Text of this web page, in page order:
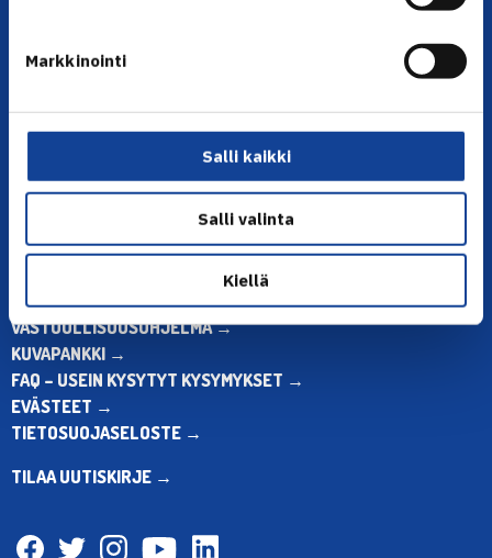
Markkinointi
Salli kaikki
Salli valinta
Kiellä
Puh. 010 574 3959
ma-pe klo 10.00-12.00
Muina aikoina olkaa yhteydessä
sähköpostitse: toimisto@tennis.fi
ALOITA HARRASTUS →
TENNIKSEN STRATEGIA 2024 →
VASTUULLISUUSOHJELMA →
KUVAPANKKI →
FAQ – USEIN KYSYTYT KYSYMYKSET →
EVÄSTEET →
TIETOSUOJASELOSTE →
TILAA UUTISKIRJE →